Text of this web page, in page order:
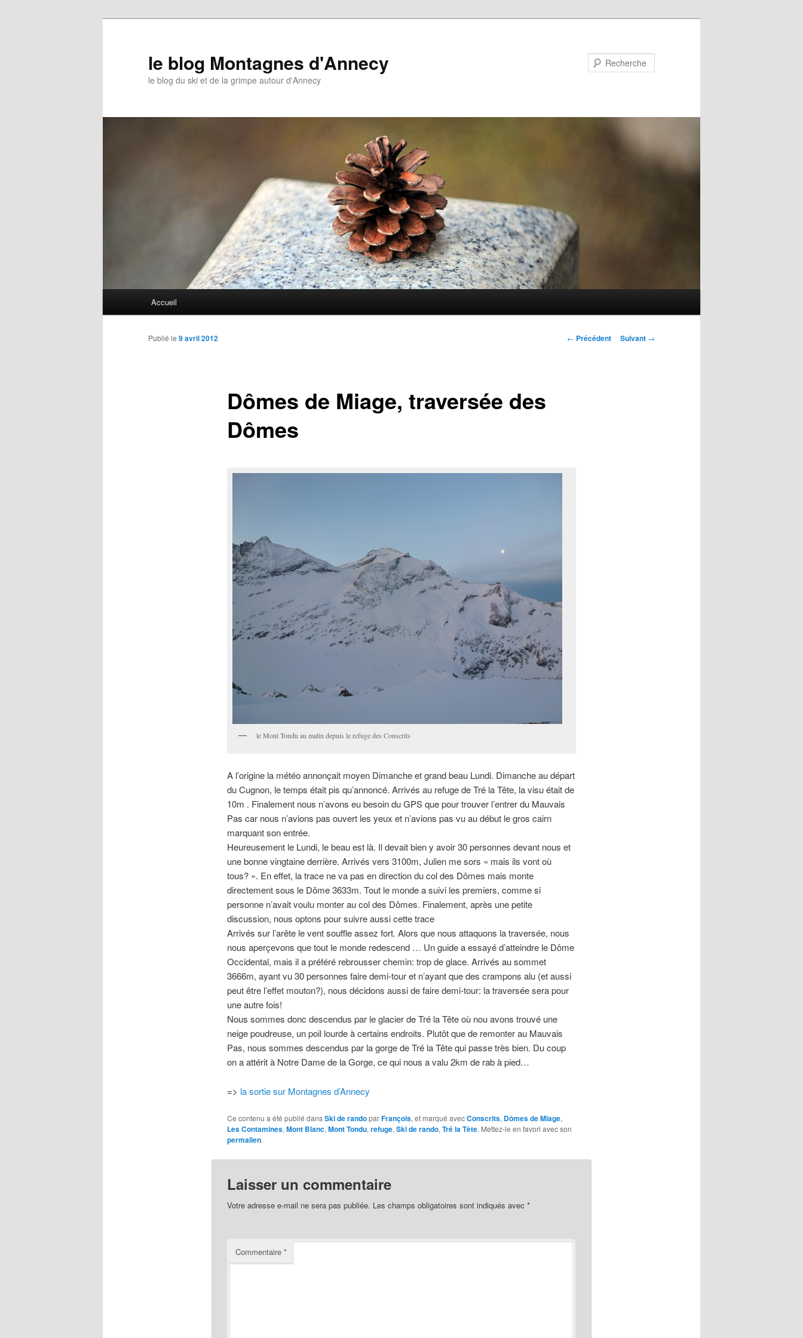
le blog Montagnes d'Annecy
le blog du ski et de la grimpe autour d'Annecy
Aller
au
Accueil
Navigation
← Précédent Suivant →
Dômes de Miage, traversée des
Dômes
Publié le 9 avril 2012
le Mont Tondu au matin depuis le refuge des Conscrits
A l’origine la météo annonçait moyen Dimanche et grand beau Lundi. Dimanche au départ
du Cugnon, le temps était pis qu’annoncé. Arrivés au refuge de Tré la Tête, la visu était de
10m . Finalement nous n’avons eu besoin du GPS que pour trouver l’entrer du Mauvais
Pas car nous n’avions pas ouvert les yeux et n’avions pas vu au début le gros cairn
marquant son entrée.
Heureusement le Lundi, le beau est là. Il devait bien y avoir 30 personnes devant nous et
une bonne vingtaine derrière. Arrivés vers 3100m, Julien me sors « mais ils vont où
tous? ». En effet, la trace ne va pas en direction du col des Dômes mais monte
directement sous le Dôme 3633m. Tout le monde a suivi les premiers, comme si
personne n’avait voulu monter au col des Dômes. Finalement, après une petite
discussion, nous optons pour suivre aussi cette trace
Arrivés sur l’arête le vent souffle assez fort. Alors que nous attaquons la traversée, nous
nous aperçevons que tout le monde redescend … Un guide a essayé d’atteindre le Dôme
Occidental, mais il a préféré rebrousser chemin: trop de glace. Arrivés au sommet
3666m, ayant vu 30 personnes faire demi-tour et n’ayant que des crampons alu (et aussi
peut être l’effet mouton?), nous décidons aussi de faire demi-tour: la traversée sera pour
une autre fois!
Nous sommes donc descendus par le glacier de Tré la Tête où nou avons trouvé une
neige poudreuse, un poil lourde à certains endroits. Plutôt que de remonter au Mauvais
Pas, nous sommes descendus par la gorge de Tré la Tête qui passe très bien. Du coup
on a attérit à Notre Dame de la Gorge, ce qui nous a valu 2km de rab à pied…
=> la sortie sur Montagnes d’Annecy
Ce contenu a été publié dansSki de randoparFrançois, et marqué avecConscrits, Dômes de Miage,
Les Contamines, Mont Blanc, Mont Tondu, refuge, Ski de rando, Tré la Tête. Mettez-le en favori avec son
permalien.
Laisser un commentaire
Votre adresse e-mail ne sera pas publiée. Les champs obligatoires sont indiqués avec *
Commentaire *